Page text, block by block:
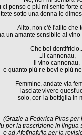
ci penso e più mi sento forte
sotto una donna le
Alito, non c'è l'alito che
un amante sensibile al vino
Che bel
...il cannonau,
il vino cannonau,
e quanto più ne bevi e più
Femmine, andate via
lasciate vivere
solo, con la bottiglia in
(Grazie a Federica Piras per
per la trascrizione in lingua
e ad Afefinafufia per la